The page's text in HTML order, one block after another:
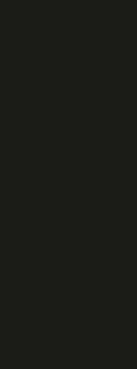
assim, já com um olhar
o outro remanescente de
Artur Jorge, com quem ele
É muito digno, muito
o Botafogo já tinha feito
vendendo o almoço para
no clube, o Barboza é
para ser negociado, eu
projeto vencedor”. Eles me
judicial, atrás de decisão
porque não é a nossa
e aceitei a negociação”